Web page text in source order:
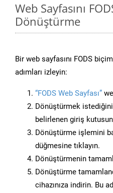
Web Sayfasını
Dönüştürme
Bir web sayfasını FODS
adımları izleyin:
“FODS Web Sayfası”
Dönüştürmek
belirlenen giriş
Dönüştürme işlemini
düğmesine tıklayın.
Dönüştürmenin
Dönüştürme
cihazınıza indirin. Bu